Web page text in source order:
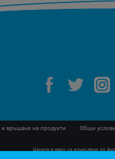
и връщане на продукти Общи
Цените в евро са изчислени по